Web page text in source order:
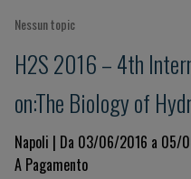
Nessun topic
H2S 2016 – 4th
on:The Biology of
Napoli | Da 03/06/2016 a 05/
A Pagamento